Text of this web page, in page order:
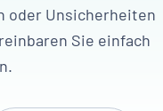
oder Unsicherheiten
Sie einfach